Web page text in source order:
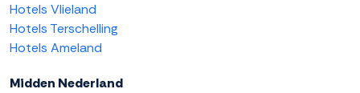
Hotels Vlieland
Hotels Terschelling
Hotels Ameland
Midden Nederland